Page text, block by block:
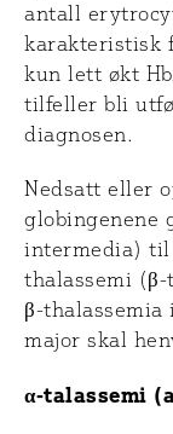
antall
karakteristisk
kun lett økt
tilfeller bli
diagnosen.
Nedsatt eller
globingenene
intermedia) til
thalassemi (β-
β-
major skal
α-talassemi